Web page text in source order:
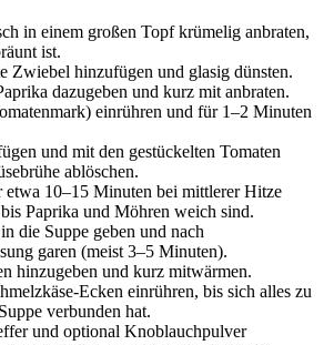
in einem großen Topf krümelig anbraten,
ist.
Zwiebel hinzufügen und glasig dünsten.
dazugeben und kurz mit anbraten.
einrühren und für 1–2 Minuten
und mit den gestückelten Tomaten
ablöschen.
etwa 10–15 Minuten bei mittlerer Hitze
Paprika und Möhren weich sind.
die Suppe geben und nach
garen (meist 3–5 Minuten).
hinzugeben und kurz mitwärmen.
Ecken einrühren, bis sich alles zu
verbunden hat.
und optional Knoblauchpulver